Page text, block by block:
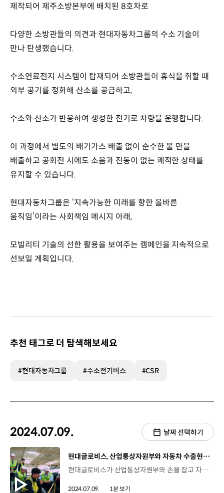
제작되어 제주소방본부에 배치된 8호차로
다양한 소방관들의 의견과 현대자동차그룹의 수소 기술이
만나 탄생했습니다.
수소연료전지 시스템이 탑재되어 소방관들이 휴식을 취할 때
외부 공기를 정화해 산소를 공급하고,
수소와 산소가 반응하여 생성한 전기로 차량을 운행합니다.
이 과정에서 별도의 배기가스 배출 없이 순수한 물 만을
배출하고 공회전 시에도 소음과 진동이 없는 쾌적한 상태를
유지할 수 있습니다.
현대자동차그룹은 ‘지속가능한 미래를 향한 올바른
움직임’이라는 사회책임 메시지 아래,
모빌리티 기술의 선한 활용을 보여주는 캠페인을 지속적으로
선보일 계획입니다.
추천 태그로 더 탐색해보세요
#현대자동차그룹 #수소전기버스 #CSR
2024.07.09. 날짜 선택하기
[동영상]
현대글로비스, 산업통상자원부와 자동차 수출현장 홍보 영상 촬영
현대글로비스가 산업통상자원부와 손을 잡고 자동차 수출 현장 홍보 영상을 촬영했습니다. 현대글로비스는 지난달 21일, 평택 기아터미널에 정박 중인 ‘글로비스 심포니호’에서 산업부의 ‘자동차 수출 현장’에 관한 정책 홍보 영상 촬영을 지원했습니다. 이번 촬영에서는 3일간 총 4,150대의 기아차량을 ‘심포니호’에 싣기 위해 직원들이 일사분란하게 움직이며 실감나는 현장을 보여줬습니다. 홍보 영상에 참여한 출연진들은 심포니호에 승선해 전기차 차량 고박 체험을 하고 자동차 수출 현장을 직접 둘러보는 시간을 가졌습니다. 현대글로비스가 산업부와 함께 대한민국 자동차 수출현장을 담은 해당 영상은 ‘산업통상자원부 유튜브’에서 확인할 수 있습니다.
2024.07.09. 1분 보기